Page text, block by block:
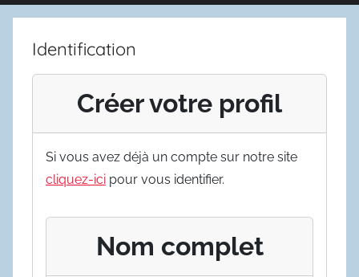
Identification
Créer votre profil
Si vous avez déjà un compte sur notre site
cliquez-ici pour vous identifier.
Nom complet